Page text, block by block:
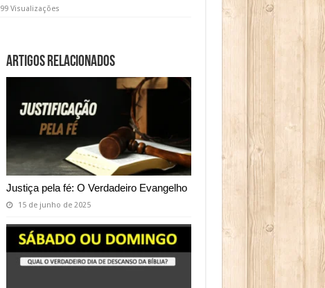
99 Visualizações
Artigos relacionados
Justiça pela fé: O Verdadeiro Evangelho
15 de junho de 2025